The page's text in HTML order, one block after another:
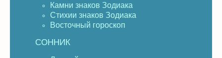
Камни знаков Зодиака
Стихии знаков Зодиака
Восточный гороскоп
СОННИК